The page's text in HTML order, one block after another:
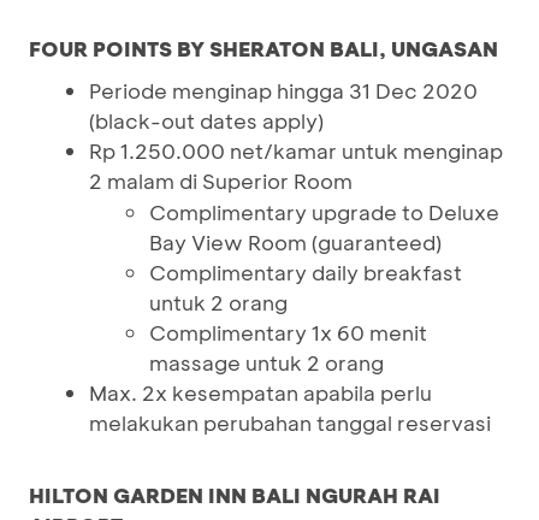
FOUR POINTS BY SHERATON BALI, UNGASAN
Periode menginap hingga 31 Dec 2020
(black-out dates apply)
Rp 1.250.000 net/kamar untuk menginap
2 malam di Superior Room
Complimentary upgrade to Deluxe
Bay View Room (guaranteed)
Complimentary daily breakfast
untuk 2 orang
Complimentary 1x 60 menit
massage untuk 2 orang
Max. 2x kesempatan apabila perlu
melakukan perubahan tanggal reservasi
HILTON GARDEN INN BALI NGURAH RAI